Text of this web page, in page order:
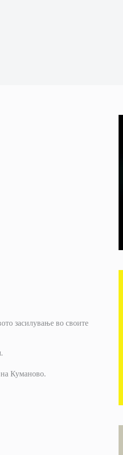
засилување во своите
на Куманово.